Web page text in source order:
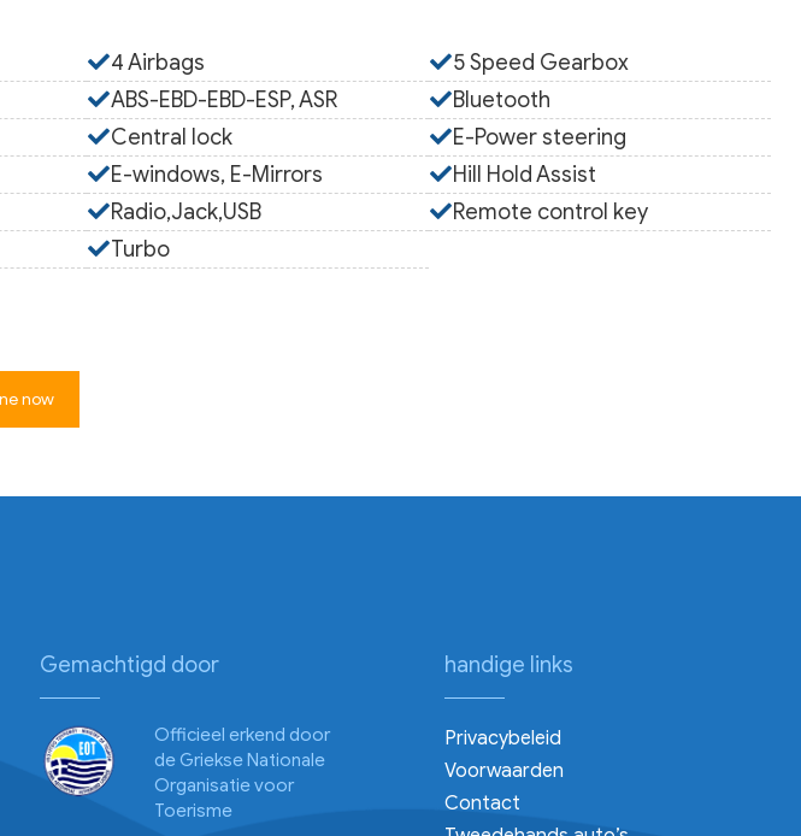
4 Airbags
5 Speed Gearbox
ABS-EBD-EBD-ESP, ASR
Bluetooth
Central lock
E-Power steering
E-windows, E-Mirrors
Hill Hold Assist
Radio,Jack,USB
Remote control key
Turbo
now
Gemachtigd door
Officieel erkend door
de Griekse Nationale
Organisatie voor
Toerisme
handige links
Privacybeleid
Voorwaarden
Contact